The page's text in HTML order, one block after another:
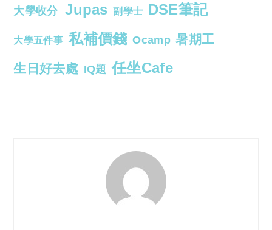
大學收分 Jupas 副學士 DSE筆記
大學五件事 私補價錢 Ocamp 暑期工
生日好去處 IQ題 任坐Cafe